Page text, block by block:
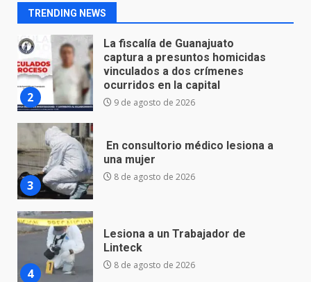
TRENDING NEWS
2
3
En consultorio médico lesiona a
una mujer
8 de agosto de 2026
4
Lesiona a un Trabajador de
Linteck
8 de agosto de 2026
5
Aprender jugando también salva
vidas.
8 de agosto de 2026